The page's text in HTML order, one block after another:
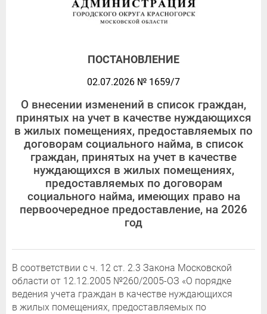
ПОСТАНОВЛЕНИЕ
02.07.2026 № 1659/7
О внесении изменений в список граждан,
принятых на учет в качестве нуждающихся
в жилых помещениях, предоставляемых по
договорам социального найма, в список
граждан, принятых на учет в качестве
нуждающихся в жилых помещениях,
предоставляемых по договорам
социального найма, имеющих право на
первоочередное предоставление, на 2026
год
В соответствии с ч. 12 ст. 2.3 Закона Московской
области от 12.12.2005 №260/2005-ОЗ «О порядке
ведения учета граждан в качестве нуждающихся
в жилых помещениях, предоставляемых по